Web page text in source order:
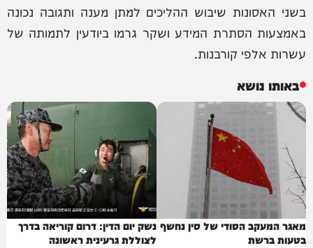
בשני האסונות שיבוש ההליכים למתן מענה ותגובה נכונה
באמצעות הסתרת המידע ושקר גרמו ביודעין לתמותה של
עשרות אלפי קורבנות.
באותו נושא
מאגר המעקב הסודי של סין נחשף
בטעות ברשת
נשק יום הדין: דרום קוריאה בדרך
לצוללת גרעינית ראשונה